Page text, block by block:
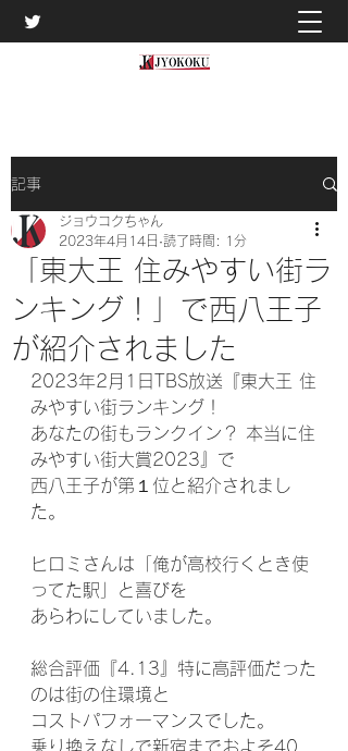
記事
「東大王 住みやすい街ラ
ンキング！」で西八王子
が紹介されました
ジョウコクちゃん
2023年4月14日 読了時間: 1分
2023年2月1日TBS放送『東大王 住
みやすい街ランキング！
あなたの街もランクイン？ 本当に住
みやすい街大賞2023』で
西八王子が第１位と紹介されまし
た。
ヒロミさんは「俺が高校行くとき使
ってた駅」と喜びを
あらわにしていました。
総合評価『4.13』特に高評価だった
のは街の住環境と
コストパフォーマンスでした。
乗り換えなしで新宿までおよそ40